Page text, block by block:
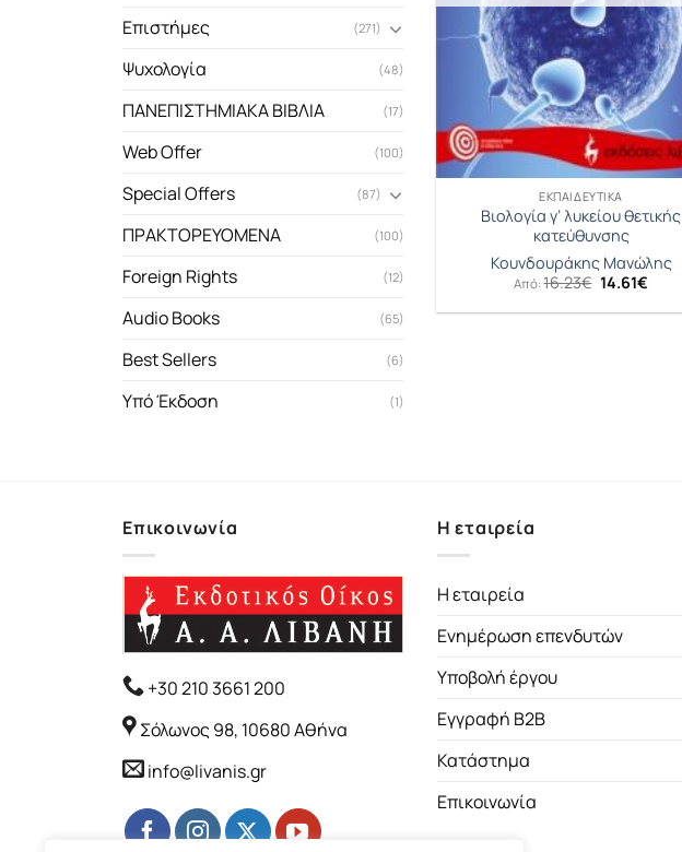
Επιστήμες (271)
Ψυχολογία (48)
ΠΑΝΕΠΙΣΤΗΜΙΑΚΑ ΒΙΒΛΙΑ (17)
Web Offer (100)
Special Offers (87)
ΠΡΑΚΤΟΡΕΥΟΜΕΝΑ (100)
Foreign Rights (12)
Audio Books (65)
Best Sellers (6)
Υπό Έκδοση (1)
ΕΚΠΑΙΔΕΥΤΙΚΆ
Βιολογία γ’ λυκείου θετικής
κατεύθυνσης
Κουνδουράκης Μανώλης
Από:16.23€ Original
price
was:
14.61€Η
τιμή
Επικοινωνία
+30 210 3661 200
Σόλωνος 98, 10680 Αθήνα
info@livanis.gr
Η εταιρεία
Η εταιρεία
Ενημέρωση επενδυτών
Υποβολή έργου
Εγγραφή B2B
Κατάστημα
Επικοινωνία